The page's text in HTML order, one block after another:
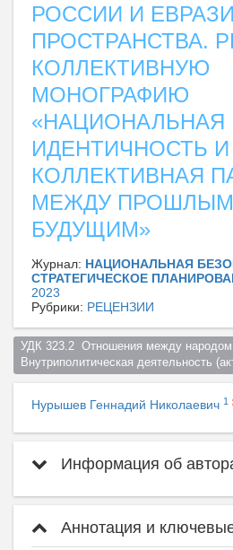
РОССИИ И
ПРОСТРАНСТВА.
КОЛЛЕКТИВНУЮ
МОНОГРАФИЮ
«НАЦИОНАЛЬНАЯ
ИДЕНТИЧНОСТЬ И
КОЛЛЕКТИВНАЯ
МЕЖДУ
БУДУЩИМ»
Журнал: НАЦИОНАЛЬНАЯ
СТРАТЕГИЧЕСКОЕ
2023
Рубрики: РЕЦЕНЗИИ
УДК 323.2  Отношения между народом
Внутриполитическая деятельность
Нурышев Геннадий Николаевич 1
Информация об
Аннотация и